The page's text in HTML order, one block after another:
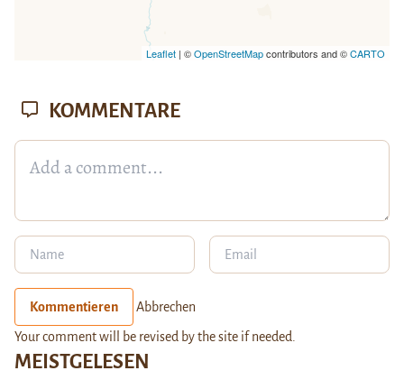
Leaflet| ©OpenStreetMapcontributors and ©CARTO
MEISTGELESEN
KOMMENTARE
Kommentieren Abbrechen
Your comment will be revised by the site if needed.